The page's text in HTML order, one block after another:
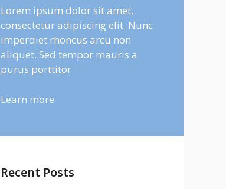
Lorem ipsum dolor sit amet,
consectetur adipiscing elit. Nunc
imperdiet rhoncus arcu non
aliquet. Sed tempor mauris a
purus porttitor
Learn more
Recent Posts